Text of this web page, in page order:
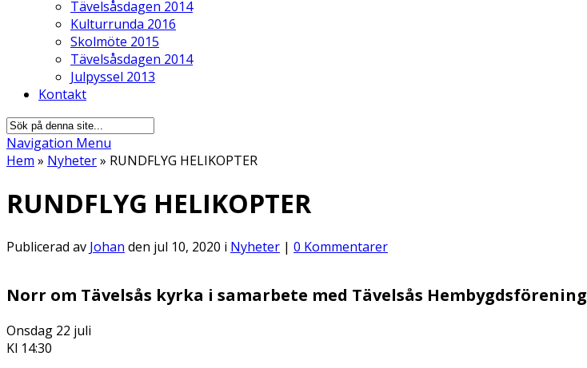
Tävelsåsdagen 2014
Kulturrunda 2016
Skolmöte 2015
Tävelsåsdagen 2014
Julpyssel 2013
Kontakt
Navigation Menu
Hem » Nyheter» RUNDFLYG HELIKOPTER
RUNDFLYG HELIKOPTER
Publicerad av Johan den jul 10, 2020 i Nyheter | 0 Kommentarer
Norr om Tävelsås kyrka i samarbete med Tävelsås Hembygdsförening
Onsdag 22 juli
Kl 14:30